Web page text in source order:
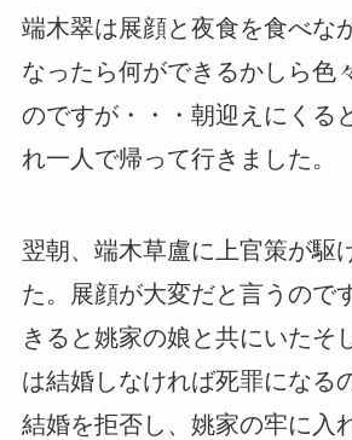
端木翠は展顔と夜食を食べな
なったら何ができるかしら色
のですが・・・朝迎えにくる
れ一人で帰って行きました。
翌朝、端木草盧に上官策が駆
た。展顔が大変だと言うので
きると姚家の娘と共にいたそ
は結婚しなければ死罪になる
結婚を拒否し、姚家の牢に入